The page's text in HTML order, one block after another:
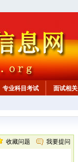
专业科目考试 面试相关
收藏问题 我要提问